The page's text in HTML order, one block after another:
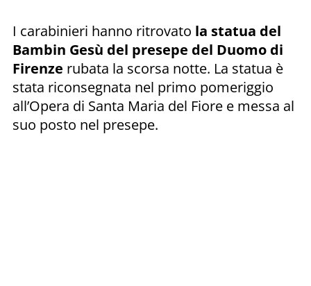
I carabinieri hanno ritrovato la statua del
Bambin Gesù del presepe del Duomo di
Firenze rubata la scorsa notte. La statua è
stata riconsegnata nel primo pomeriggio
all’Opera di Santa Maria del Fiore e messa al
suo posto nel presepe.